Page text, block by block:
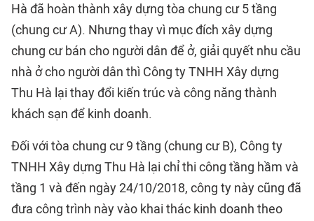
Hà đã hoàn thành xây dựng tòa chung cư 5 tầng
(chung cư A). Nhưng thay vì mục đích xây dựng
chung cư bán cho người dân để ở, giải quyết nhu cầu
nhà ở cho người dân thì Công ty TNHH Xây dựng
Thu Hà lại thay đổi kiến trúc và công năng thành
khách sạn để kinh doanh.
Đối với tòa chung cư 9 tầng (chung cư B), Công ty
TNHH Xây dựng Thu Hà lại chỉ thi công tầng hầm và
tầng 1 và đến ngày 24/10/2018, công ty này cũng đã
đưa công trình này vào khai thác kinh doanh theo